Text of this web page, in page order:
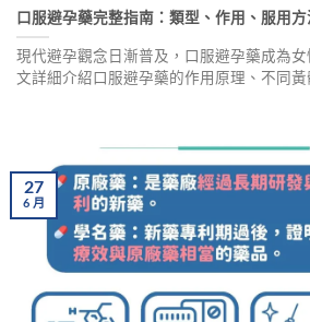
口服避孕藥完整指南：類型、作用、服用
現代避孕觀念日漸普及，口服避孕藥成為
文詳細介紹口服避孕藥的作用原理、不同
幫助您在醫師協助下選擇適合自己的避孕藥
27
6月